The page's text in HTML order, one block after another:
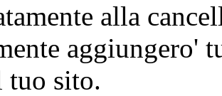
alla
aggiungero'
sito.